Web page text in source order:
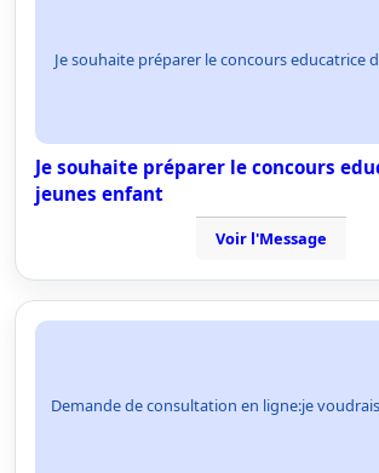
Je souhaite préparer le concours educatrice
Je souhaite préparer le concours
jeunes enfant
Voir l'Message
Demande de consultation en ligne:je